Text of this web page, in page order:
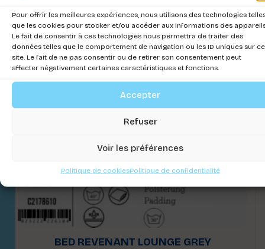
Pour offrir les meilleures expériences, nous utilisons des technologies
que les cookies pour stocker et/ou accéder aux informations des
Le fait de consentir à ces technologies nous permettra de traiter des
données telles que le comportement de navigation ou les ID uniques sur ce
site. Le fait de ne pas consentir ou de retirer son consentement peut
affecter négativement certaines caractéristiques et fonctions.
Accepter
Refuser
Voir les préférences
Politique de cookiesPolitique de confidentialité
BED REVENANT LOUNGE GREY